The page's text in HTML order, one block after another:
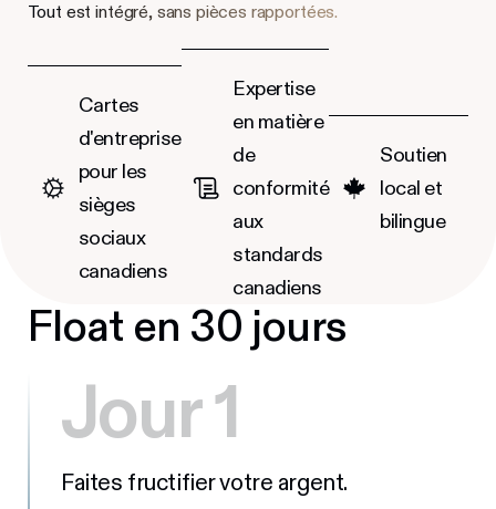
Tout est intégré, sans pièces rapportées.
Cartes
d'entreprise
pour les
sièges
sociaux
canadiens
Expertise
en matière
de
conformité
aux
standards
canadiens
Soutien
local et
bilingue
Float en 30 jours
Jour 1
Faites fructifier votre argent.